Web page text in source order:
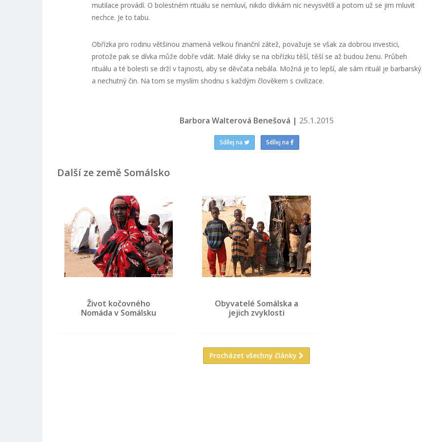
mutilace provádí. O bolestném rituálu se nemluví, nikdo dívkám nic nevysvětlí a potom už se jim mluvit
nechce. Je to tabu.
Obřízka pro rodinu většinou znamená velkou finanční zátež, považuje se však za dobrou investici,
protože pak se dívka může dobře vdát. Malé dívky se na obřízku těší, těší se až budou ženu. Průbeh
rituálu a té bolesti se drží v tajnosti, aby se děvčata nebála. Možná je to lepší, ale sám rituál je barbarský
a nechutný čin. Na tom se myslím shodnu s každým člověkem s civilizace.
Barbora Walterová Benešová | 25.1.2015
Sdílej na Sdílej na
Další ze země Somálsko
Život kočovného
Nomáda v Somálsku
Obyvatelé Somálska a
jejich zvyklosti
Procházet všechny články